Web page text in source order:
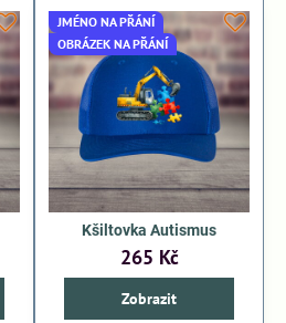
JMÉNO NA PŘÁNÍ
OBRÁZEK NA PŘÁNÍ
Kšiltovka Autismus
265 Kč
Zobrazit